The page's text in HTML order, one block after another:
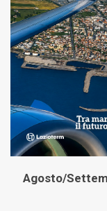
Agosto/